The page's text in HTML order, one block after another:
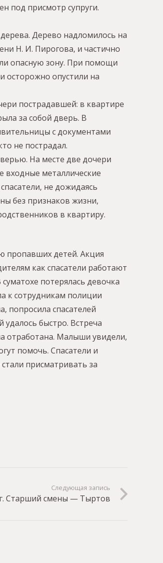
под присмотр супруги.
Дерево надломилось на
Н. И. Пирогова, и частично
опасную зону. При помощи
осторожно опустили на
пострадавшей: в квартире
за собой дверь. В
с документами
не пострадал.
На месте две дочери
входные металлические
не дожидаясь
без признаков жизни,
в квартиру.
пропавших детей. Акция
как спасатели работают
потерялась девочка
к сотрудникам полиции
попросила спасателей
быстро. Встреча
отработана. Малыши увидели,
помочь. Спасатели и
присматривать за
Следующая запись
Старший смены — Тыртов